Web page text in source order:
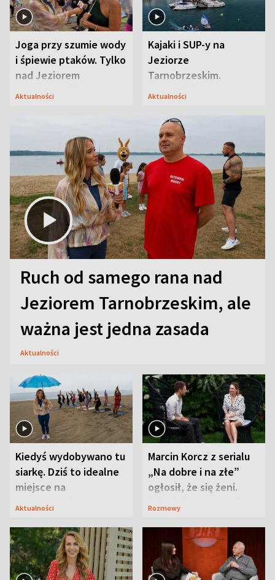
Joga przy szumie wody
i śpiewie ptaków. Tylko
nad Jeziorem
Tarnobrzeskim
Aktualności
Kajaki i SUP-y na
Jeziorze
Tarnobrzeskim.
Przyrodnicy zwracają
Aktualności
Ruch od samego rana nad
Jeziorem Tarnobrzeskim, ale
ważna jest jedna zasada
Aktualności
Kiedyś wydobywano tu
siarkę. Dziś to idealne
miejsce na
wypoczynek
Aktualności
Marcin Korcz z serialu
„Na dobre i na złe”
ogłosił, że się żeni.
Zdradził, co zmienił
Rozmowy